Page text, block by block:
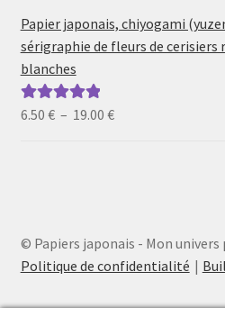
prix :
6.50 €
Papier japonais, chiyogami
sérigraphie de fleurs de cerisiers
blanches
Note5.00sur
6.50 € – 19.00 €Plage
© Papiers japonais - Mon univers
Politique de confidentialité